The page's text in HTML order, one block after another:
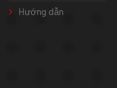
Hướng dẫn